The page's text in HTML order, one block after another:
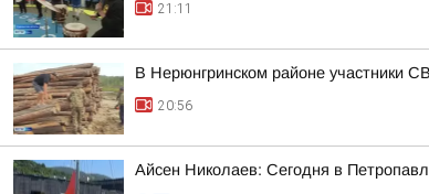
21:11
В Нерюнгринском районе участники
20:56
Айсен Николаев: Сегодня в